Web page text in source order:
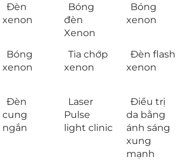
Đèn
xenon
Bóng
đèn
Xenon
Bóng
xenon
Bóng
xenon
Tia chớp
xenon
Đèn flash
xenon
Đèn
cung
ngắn
Laser
Pulse
light clinic
Điều trị
da bằng
ánh sáng
xung
mạnh